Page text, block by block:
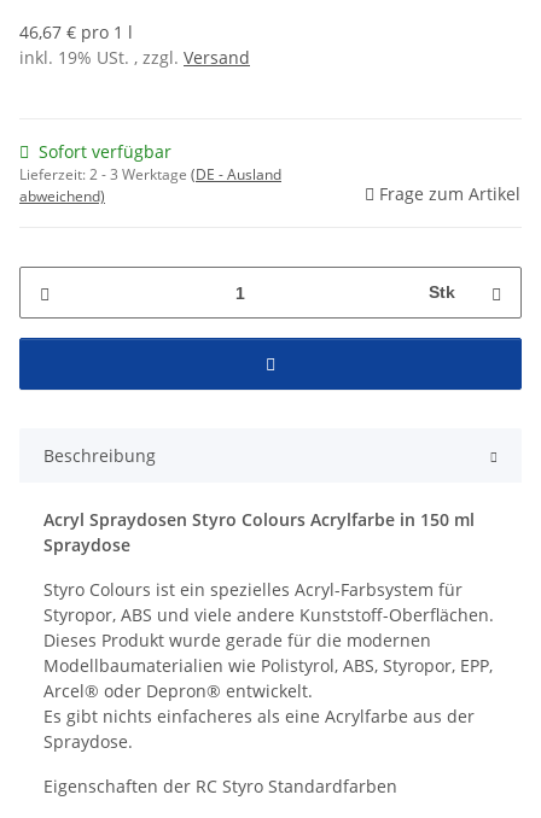
46,67 € pro 1 l
inkl. 19% USt. , zzgl. Versand
Sofort verfügbar
Lieferzeit:2 - 3 Werktage (DE - Ausland
abweichend)
Frage zum Artikel
Stk
Beschreibung
Acryl Spraydosen Styro Colours Acrylfarbe in 150 ml
Spraydose
Styro Colours ist ein spezielles Acryl-Farbsystem für
Styropor, ABS und viele andere Kunststoff-Oberflächen.
Dieses Produkt wurde gerade für die modernen
Modellbaumaterialien wie Polistyrol, ABS, Styropor, EPP,
Arcel® oder Depron® entwickelt.
Es gibt nichts einfacheres als eine Acrylfarbe aus der
Spraydose.
Eigenschaften der RC Styro Standardfarben